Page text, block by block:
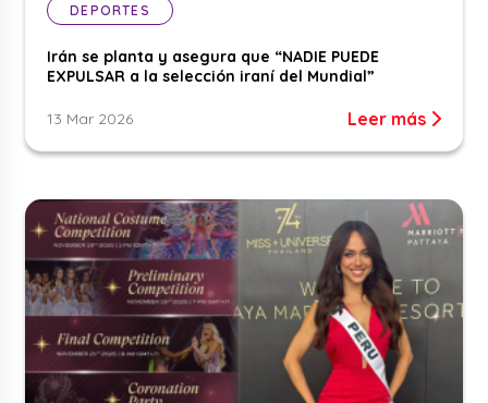
DEPORTES
Irán se planta y asegura que “NADIE PUEDE
EXPULSAR a la selección iraní del Mundial”
13 Mar 2026 Leer más